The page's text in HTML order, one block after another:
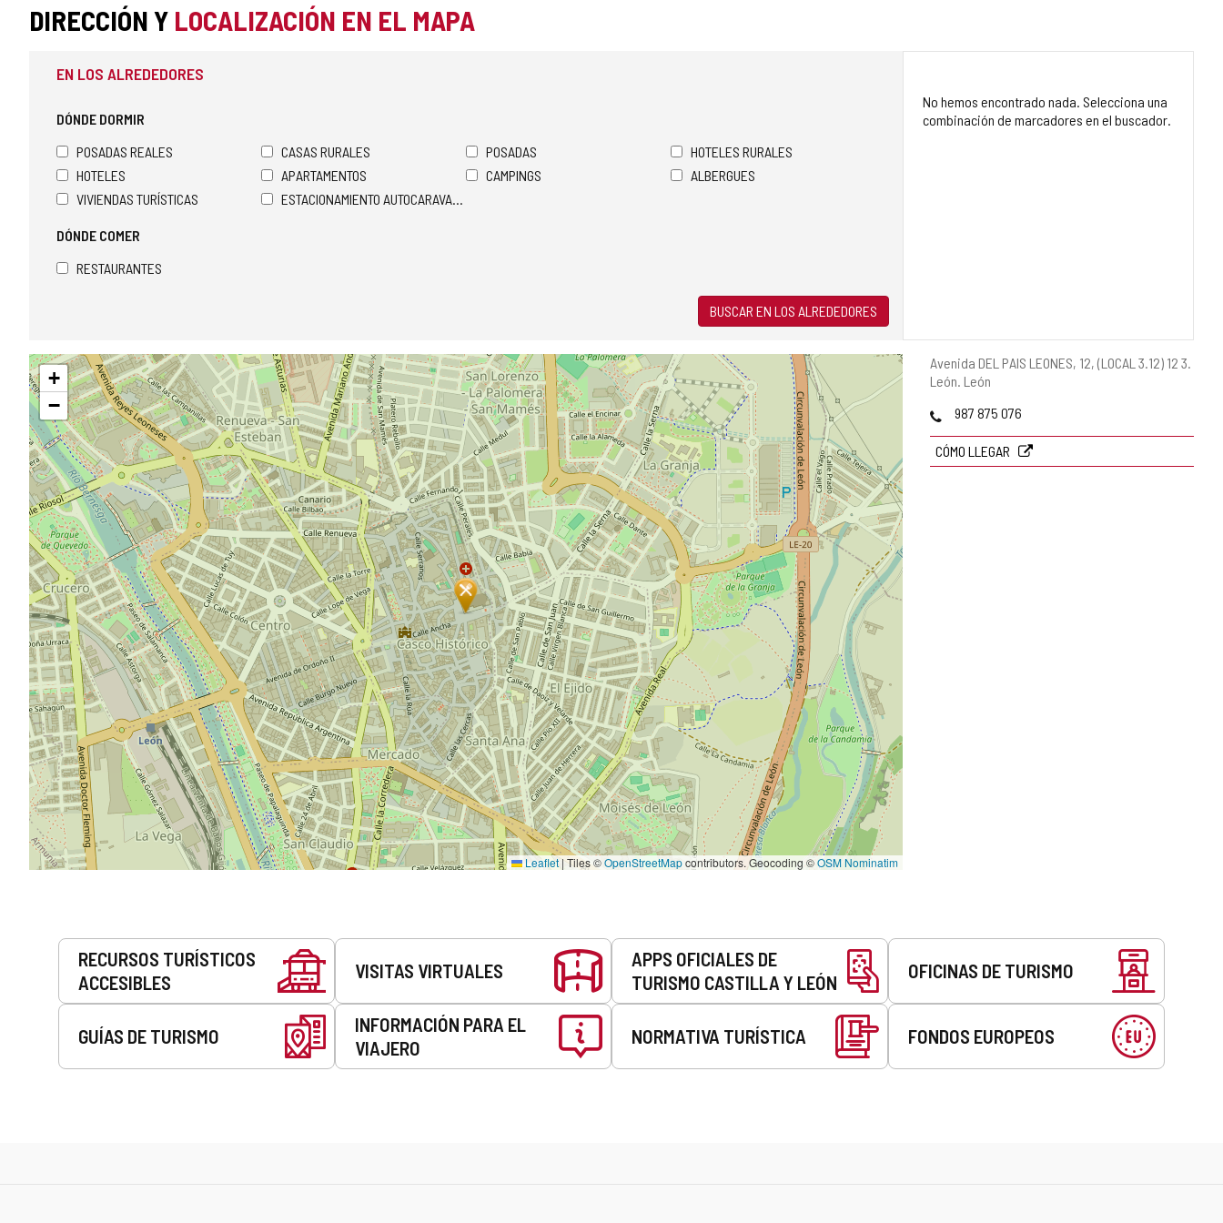
DIRECCIÓN Y LOCALIZACIÓN EN EL MAPA
Dirección
postal
Avenida DEL PAIS LEONES, 12, (LOCAL 3.12) 12 3.
León. León
Teléfonos
987 875 076
CÓMO LLEGAR
EN LOS ALREDEDORES
DÓNDE DORMIR
POSADAS REALES
CASAS RURALES POSADAS
HOTELES RURALES
HOTELES
APARTAMENTOS CAMPINGS
ALBERGUES
VIVIENDAS TURÍSTICAS
ESTACIONAMIENTO AUTOCARAVANAS
DÓNDE COMER
RESTAURANTES
BUSCAR EN LOS ALREDEDORES
No hemos encontrado nada. Selecciona una
combinación de marcadores en el buscador.
Saltar
mapa
+
−
Leaflet |Tiles ©OpenStreetMapcontributors. Geocoding ©OSM Nominatim
Servicios
RECURSOS TURÍSTICOS
ACCESIBLES
VISITAS VIRTUALES
APPS OFICIALES DE
TURISMO CASTILLA Y LEÓN
OFICINAS DE TURISMO
GUÍAS DE TURISMO
INFORMACIÓN PARA EL
VIAJERO
NORMATIVA TURÍSTICA FONDOS EUROPEOS